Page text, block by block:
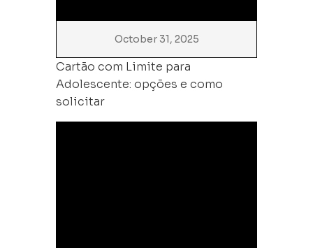
October 31, 2025
Cartão com Limite para
Adolescente: opções e como
solicitar